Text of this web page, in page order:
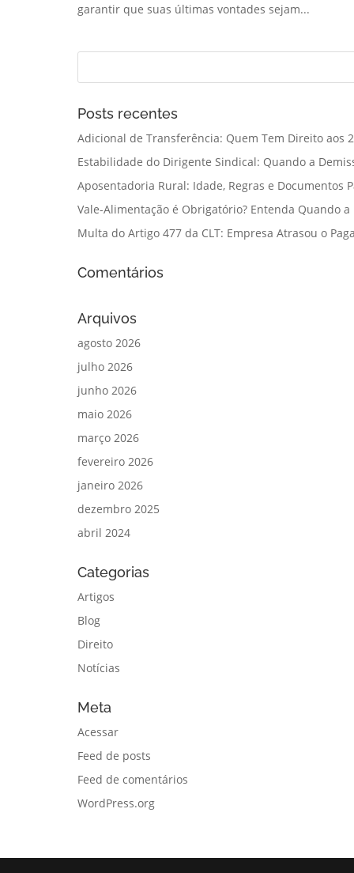
garantir que suas últimas vontades sejam...
Posts recentes
Adicional de Transferência: Quem Tem Direito aos
Estabilidade do Dirigente Sindical: Quando a
Aposentadoria Rural: Idade, Regras e Documentos
Vale-Alimentação é Obrigatório? Entenda Quando
Multa do Artigo 477 da CLT: Empresa Atrasou o
Comentários
Arquivos
agosto 2026
julho 2026
junho 2026
maio 2026
março 2026
fevereiro 2026
janeiro 2026
dezembro 2025
abril 2024
Categorias
Artigos
Blog
Direito
Notícias
Meta
Acessar
Feed de posts
Feed de comentários
WordPress.org